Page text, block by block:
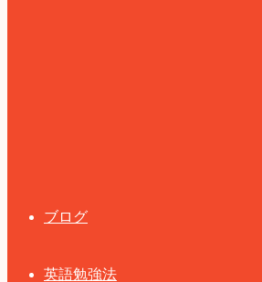
ブログ
英語勉強法